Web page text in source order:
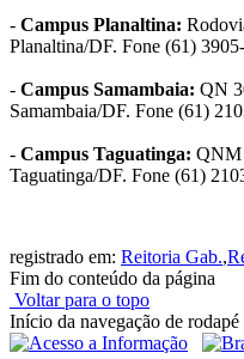
- Campus Planaltina:
Planaltina/DF. Fone (61)
- Campus Samambaia: QN
Samambaia/DF. Fone (61)
- Campus Taguatinga: QNM
Taguatinga/DF. Fone (61)
registrado em: Reitoria Gab.,
Fim do conteúdo da página
Voltar para o topo
Início da navegação de rodapé